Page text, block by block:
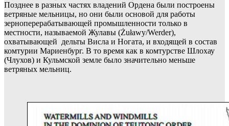
Позднее в разных частях владений Ордена были построены
ветряные мельницы, но они были основой для работы
зерноперерабатывающей промышленности только в
местности, называемой Жулавы (Żuławy/Werder),
охватывающей дельты Висла и Ногата, и входящей в состав
комтурии Мариенбург. В то время как в комтурстве Шлохау
(Члухов) и Кульмской земле было значительно меньше
ветряных мельниц.